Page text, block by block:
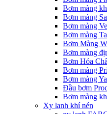
Bơm màng
Bơm màng
Bơm màng
Bơm màng
Bơm Màng
Bơm màng
Bơm Hóa
Bơm màng
Bơm màng
Đầu bơm
Bơm màng
Xy lanh khí nén